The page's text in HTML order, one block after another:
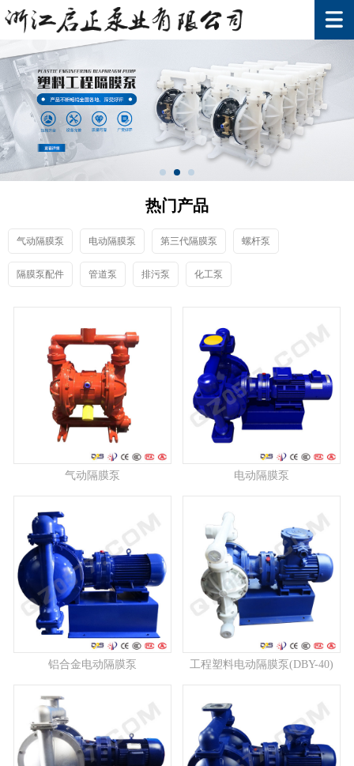
热门产品
气动隔膜泵 电动隔膜泵 第三代隔膜泵 螺杆泵
隔膜泵配件 管道泵 排污泵 化工泵
气动隔膜泵 电动隔膜泵
铝合金电动隔膜泵 工程塑料电动隔膜泵(DBY-40)